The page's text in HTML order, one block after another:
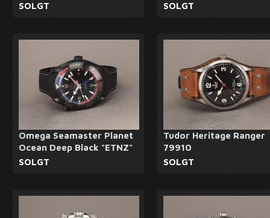
SOLGT
SOLGT
Omega Seamaster Planet
Ocean Deep Black "ETNZ"
SOLGT
Tudor Heritage Ranger
79910
SOLGT